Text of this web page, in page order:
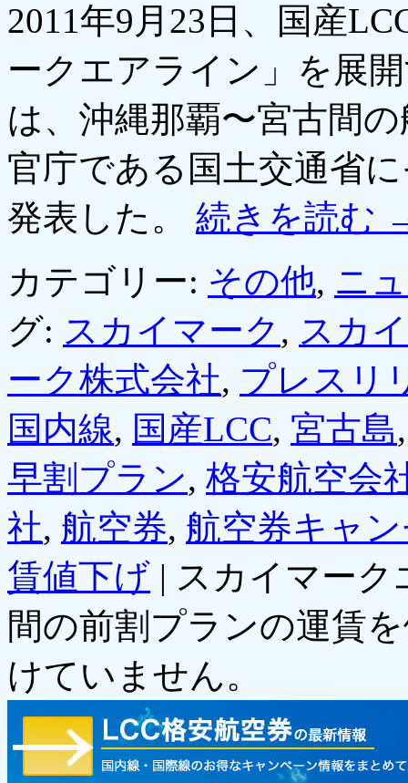
2011年9月23日、国産
ークエアライン」を展
は、沖縄那覇〜宮古間
官庁である国土交通省
発表した。 続きを読む
カテゴリー: その他, ニ
グ: スカイマーク , スカ
ーク株式会社, プレスリ
国内線, 国産LCC, 宮古島
早割プラン, 格安航空会
社, 航空券, 航空券キャ
賃値下げ | スカイマーク
間の前割プランの運賃
けていません。